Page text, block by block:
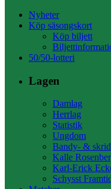
Nyheter
Köp säsongskort
Köp biljett
50/50-lotteri
Lagen
Damlag
Herrlag
Statistik
Ungdom
Bandy- &
Kalle
Karl-Erick
Schysst